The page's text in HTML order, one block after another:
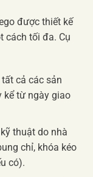
được thiết kế
cách tối đa. Cụ
cả các sản
kể từ ngày giao
thuật do nhà
chỉ, khóa kéo
có).